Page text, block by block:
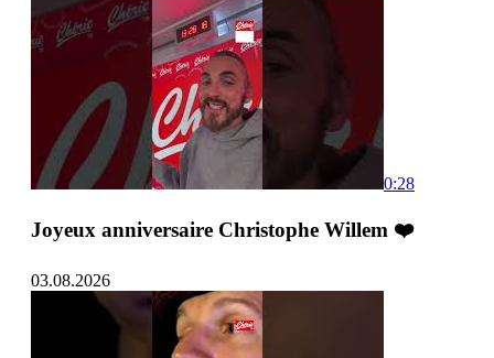
0:28
Joyeux anniversaire Christophe Willem ❤️
03.08.2026